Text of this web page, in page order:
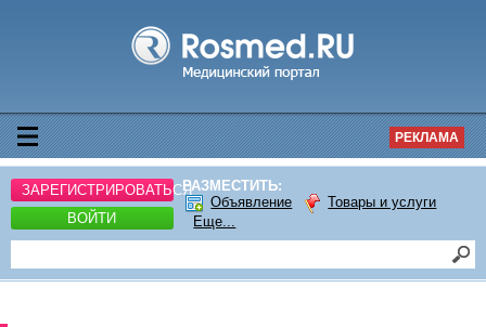
РЕКЛАМА
ЗАРЕГИСТРИРОВАТЬСЯ
ВОЙТИ
РАЗМЕСТИТЬ:
Объявление
Товары и услуги
Еще...